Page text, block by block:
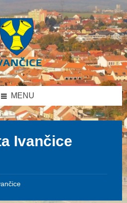
MENU
Ivančice